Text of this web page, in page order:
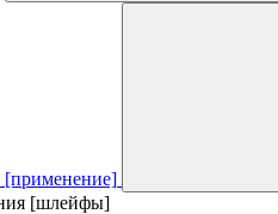
[применение]
[шлейфы]